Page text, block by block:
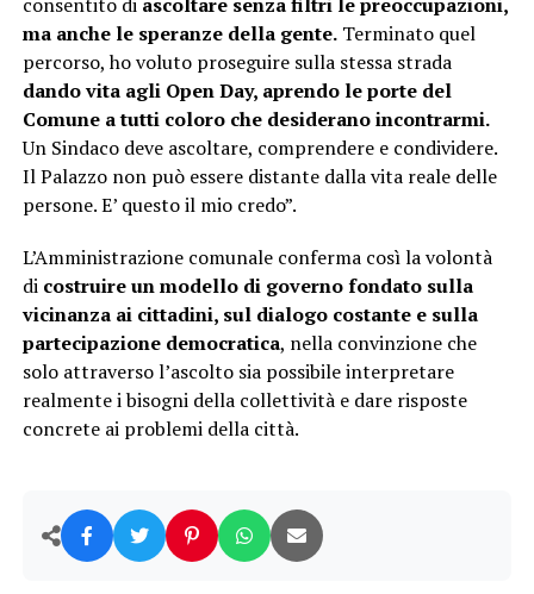
consentito diascoltare senza filtri le preoccupazioni,
ma anche le speranze della gente.Terminato quel
percorso, ho voluto proseguire sulla stessa strada
dando vita agli Open Day, aprendo le porte del
Comune a tutti coloro che desiderano incontrarmi.
Un Sindaco deve ascoltare, comprendere e condividere.
Il Palazzo non può essere distante dalla vita reale delle
persone. E’ questo il mio credo”.
L’Amministrazione comunale conferma così la volontà
dicostruire un modello di governo fondato sulla
vicinanza ai cittadini, sul dialogo costante e sulla
partecipazione democratica, nella convinzione che
solo attraverso l’ascolto sia possibile interpretare
realmente i bisogni della collettività e dare risposte
concrete ai problemi della città.